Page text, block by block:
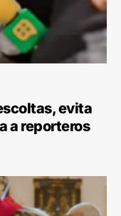
evita
a reporteros